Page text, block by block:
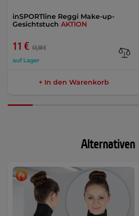
inSPORTline Reggi Make-up-
Gesichtstuch AKTION
11 € 13,30 €
auf Lager
+ In den Warenkorb
Alternativen